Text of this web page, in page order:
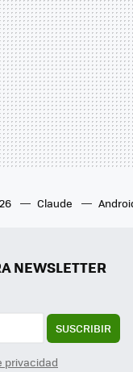
Claude
NEWSLETTER
SUSCRIBIR
privacidad